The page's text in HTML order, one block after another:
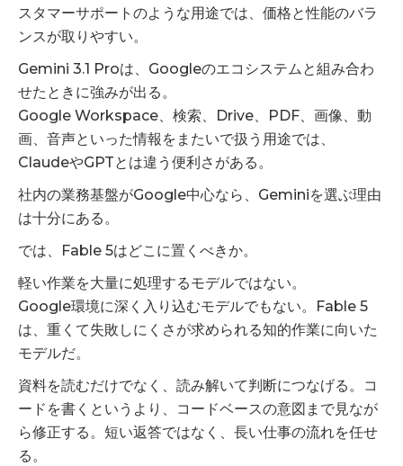
スタマーサポートのような用途では、価格と性能のバラ
ンスが取りやすい。
Gemini 3.1 Proは、Googleのエコシステムと組み合わ
せたときに強みが出る。
Google Workspace、検索、Drive、PDF、画像、動
画、音声といった情報をまたいで扱う用途では、
ClaudeやGPTとは違う便利さがある。
社内の業務基盤がGoogle中心なら、Geminiを選ぶ理由
は十分にある。
では、Fable 5はどこに置くべきか。
軽い作業を大量に処理するモデルではない。
Google環境に深く入り込むモデルでもない。Fable 5
は、重くて失敗しにくさが求められる知的作業に向いた
モデルだ。
資料を読むだけでなく、読み解いて判断につなげる。コ
ードを書くというより、コードベースの意図まで見なが
ら修正する。短い返答ではなく、長い仕事の流れを任せ
る。